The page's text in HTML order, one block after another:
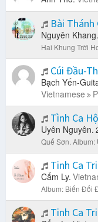
Bài Thánh
Nguyên Khang.
Hai Khung Trời
Cúi Đầu-
Bạch Yến-
Vietnamese
Tình Ca
Uyên Nguyên.
Quế Sơn. Album:
Tinh Ca
Cẩm Ly.
Album: Biến Đổi
Tinh Ca